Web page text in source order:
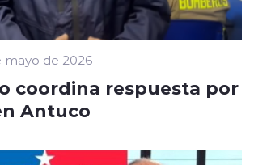
mayo de 2026
coordina respuesta por
Antuco